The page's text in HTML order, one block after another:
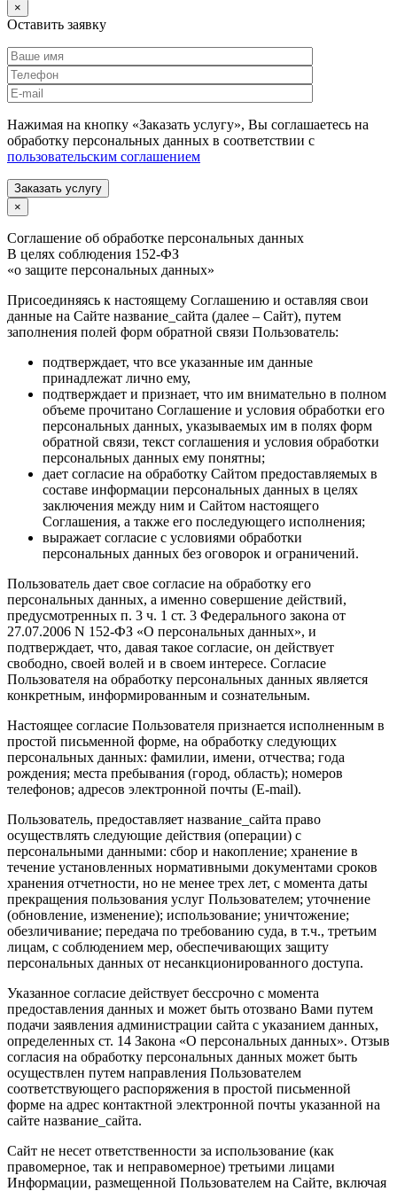
×
Оставить заявку
Нажимая на кнопку «Заказать услугу», Вы соглашаетесь на
обработку персональных данных в соответствии с
пользовательским соглашением
Заказать услугу
×
Соглашение об обработке персональных данных
В целях соблюдения 152-ФЗ
«о защите персональных данных»
Присоединяясь к настоящему Соглашению и оставляя свои
данные на Сайте название_сайта (далее – Сайт), путем
заполнения полей форм обратной связи Пользователь:
подтверждает, что все указанные им данные
принадлежат лично ему,
подтверждает и признает, что им внимательно в полном
объеме прочитано Соглашение и условия обработки его
персональных данных, указываемых им в полях форм
обратной связи, текст соглашения и условия обработки
персональных данных ему понятны;
дает согласие на обработку Сайтом предоставляемых в
составе информации персональных данных в целях
заключения между ним и Сайтом настоящего
Соглашения, а также его последующего исполнения;
выражает согласие с условиями обработки
персональных данных без оговорок и ограничений.
Пользователь дает свое согласие на обработку его
персональных данных, а именно совершение действий,
предусмотренных п. 3 ч. 1 ст. 3 Федерального закона от
27.07.2006 N 152-ФЗ «О персональных данных», и
подтверждает, что, давая такое согласие, он действует
свободно, своей волей и в своем интересе. Согласие
Пользователя на обработку персональных данных является
конкретным, информированным и сознательным.
Настоящее согласие Пользователя признается исполненным в
простой письменной форме, на обработку следующих
персональных данных: фамилии, имени, отчества; года
рождения; места пребывания (город, область); номеров
телефонов; адресов электронной почты (E-mail).
Пользователь, предоставляет название_сайта право
осуществлять следующие действия (операции) с
персональными данными: сбор и накопление; хранение в
течение установленных нормативными документами сроков
хранения отчетности, но не менее трех лет, с момента даты
прекращения пользования услуг Пользователем; уточнение
(обновление, изменение); использование; уничтожение;
обезличивание; передача по требованию суда, в т.ч., третьим
лицам, с соблюдением мер, обеспечивающих защиту
персональных данных от несанкционированного доступа.
Указанное согласие действует бессрочно с момента
предоставления данных и может быть отозвано Вами путем
подачи заявления администрации сайта с указанием данных,
определенных ст. 14 Закона «О персональных данных». Отзыв
согласия на обработку персональных данных может быть
осуществлен путем направления Пользователем
соответствующего распоряжения в простой письменной
форме на адрес контактной электронной почты указанной на
сайте название_сайта.
Сайт не несет ответственности за использование (как
правомерное, так и неправомерное) третьими лицами
Информации, размещенной Пользователем на Сайте, включая